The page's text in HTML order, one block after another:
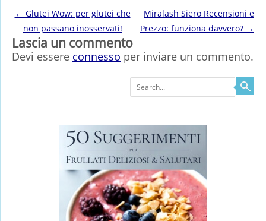
Post navigation
← Glutei Wow: per glutei che
non passano inosservati!
Miralash Siero Recensioni e
Prezzo: funziona davvero? →
Lascia un commento
Devi essere connesso per inviare un commento.
Search